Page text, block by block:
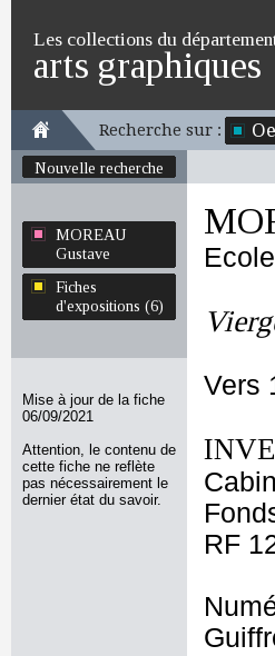
Les collections du
arts graphiques
Recherche sur :
Nouvelle recherche
MOREAU
Gustave
Fiches
d'expositions (6)
Mise à jour de la fiche
06/09/2021
Attention, le contenu de
cette fiche ne reflète
pas nécessairement le
dernier état du savoir.
Vers
RF